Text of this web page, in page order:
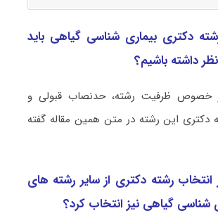
دکتری بیماری‌ شناسی گیاهی باید
داشته باشیم؟
خصوص ظرفیت رشته، حدنصاب قبولی و
دکتری این رشته در متن همین مقاله گفته
انتخاب رشته دکتری از سایر رشته های
شناسی گیاهی نیز انتخاب کرد؟